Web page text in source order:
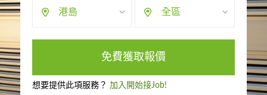
港島 全區
免費獲取報價
想要提供此項服務？ 加入開始接Job!